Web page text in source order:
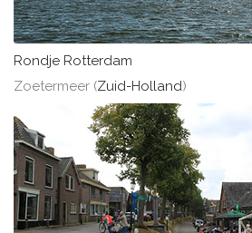
Rondje Rotterdam
Zoetermeer (Zuid-Holland)